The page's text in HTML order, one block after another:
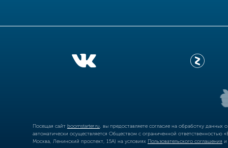
Посещая сайт boomstarter.ru , вы предоставляете согласие на обработку
автоматически осуществляется Обществом с ограниченной
Москва, Ленинский проспект, 15А) на условиях Пользовательского соглашения и